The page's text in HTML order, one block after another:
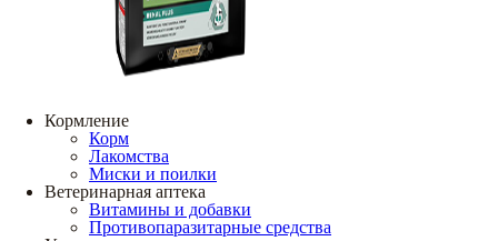
Кормление
Корм
Лакомства
Миски и поилки
Ветеринарная аптека
Витамины и добавки
Противопаразитарные средства